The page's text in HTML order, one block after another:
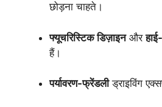
छोड़ना चाहते।
फ्यूचरिस्टिक डिज़ाइनऔर
हैं।
पर्यावरण-फ्रेंडलीड्राइविंग